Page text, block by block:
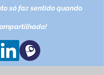
só faz sentido quando